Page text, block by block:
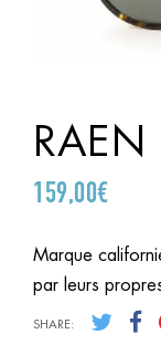
RAEN
159,00€
Marque
par leurs
SHARE: